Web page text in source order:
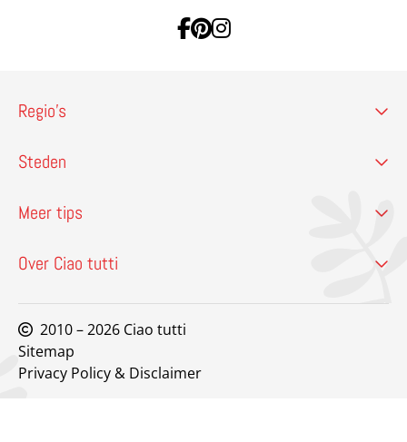
Ga naar Facebook
Ga naar Pinterest
Ga naar Instagram
Regio’s
Steden
Meer tips
Over Ciao tutti
2010 – 2026 Ciao tutti
Sitemap
Privacy Policy & Disclaimer